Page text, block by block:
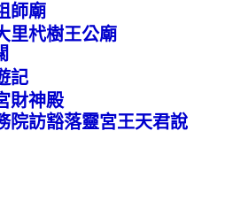
師廟
里杙樹王公廟
記
財神殿
院訪豁落靈宮王天君說